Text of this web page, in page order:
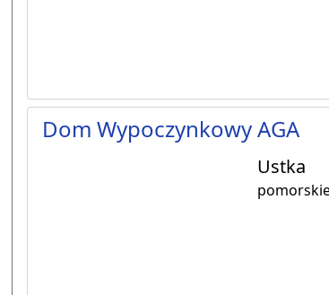
Dom Wypoczynkowy AGA
Ustka